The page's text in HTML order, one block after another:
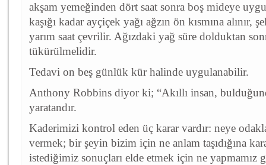
akşam yemeğinden dört saat sonra boş mideye
kaşığı kadar ayçiçek yağı ağzın ön kısmına alınır,
yarım saat çevrilir. Ağızdaki yağ süre dolduktan
tükürülmelidir.
Tedavi on beş günlük kür halinde uygulanabilir.
Anthony Robbins diyor ki; “Akıllı insan,
yaratandır.
Kaderimizi kontrol eden üç karar vardır: neye
vermek; bir şeyin bizim için ne anlam taşıdığına
istediğimiz sonuçları elde etmek için ne yapmamız